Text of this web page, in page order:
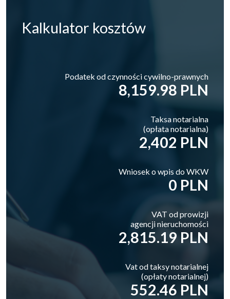
Kalkulator kosztów
Podatek od czynności cywilno-prawnych
8,159.98 PLN
Taksa notarialna
(opłata notarialna)
2,402 PLN
Wniosek o wpis do WKW
0 PLN
VAT od prowizji
agencji nieruchomości
2,815.19 PLN
Vat od taksy notarialnej
(opłaty notarialnej)
552.46 PLN